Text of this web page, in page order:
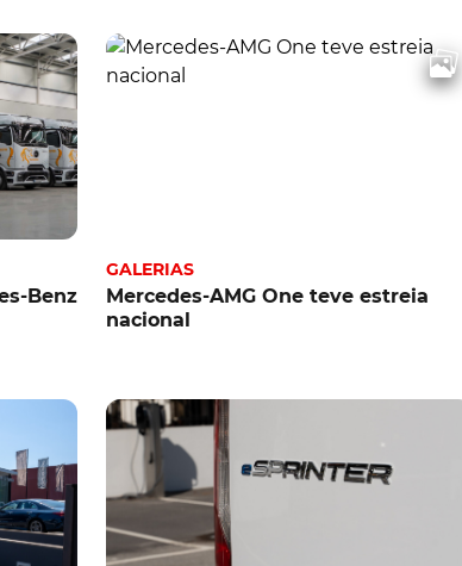
Benz
GALERIAS
Mercedes-AMG One teve estreia
nacional